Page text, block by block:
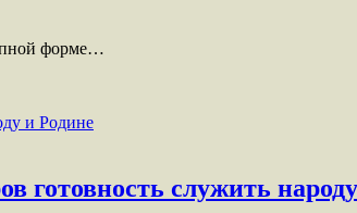
форме…
готовность служить